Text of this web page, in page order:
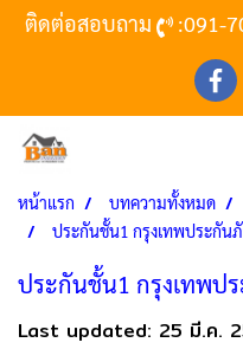
ติดต่อสอบถาม :091-
หน้าแรก บทความทั้งหมด
ประกันชั้น1 กรุงเทพประกัน
ประกันชั้น1 กรุงเทพป
Last updated: 25 มี.ค.